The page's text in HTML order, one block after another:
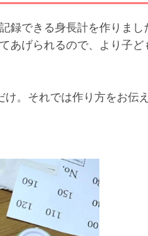
録できる身長計を作りま
あげられるので、より子
。それでは作り方をお伝え